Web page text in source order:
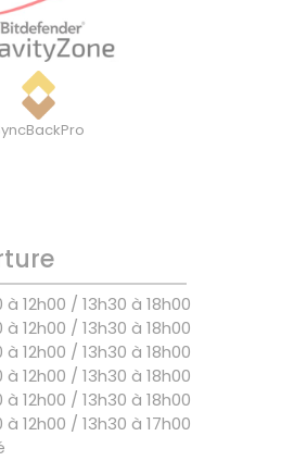
à 12h00 / 13h30 à 18h00
à 12h00 / 13h30 à 18h00
à 12h00 / 13h30 à 18h00
à 12h00 / 13h30 à 18h00
à 12h00 / 13h30 à 18h00
à 12h00 / 13h30 à 17h00